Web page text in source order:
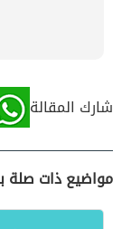
شارك المقالة
مواضيع ذات صلة